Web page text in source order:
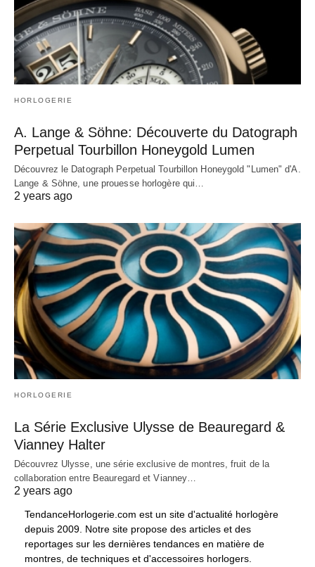
HORLOGERIE
A. Lange & Söhne: Découverte du Datograph
Perpetual Tourbillon Honeygold Lumen
Découvrez le Datograph Perpetual Tourbillon Honeygold "Lumen" d'A.
Lange & Söhne, une prouesse horlogère qui…
2 years ago
HORLOGERIE
La Série Exclusive Ulysse de Beauregard &
Vianney Halter
Découvrez Ulysse, une série exclusive de montres, fruit de la
collaboration entre Beauregard et Vianney…
2 years ago
TendanceHorlogerie.com est un site d'actualité horlogère
depuis 2009. Notre site propose des articles et des
reportages sur les dernières tendances en matière de
montres, de techniques et d'accessoires horlogers.